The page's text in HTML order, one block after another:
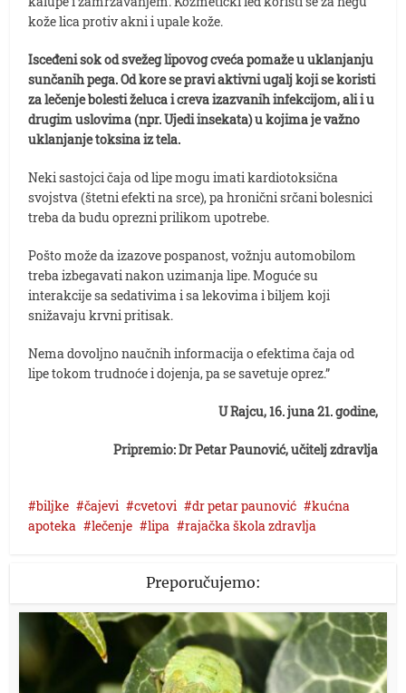
kože lica protiv akni i upale kože.
Isceđeni sok od svežeg lipovog cveća pomaže u uklanjanju
sunčanih pega.Od kore se pravi aktivni ugalj koji se koristi
za lečenje bolesti želuca i creva izazvanih infekcijom, ali i u
drugim uslovima (npr. Ujedi insekata) u kojima je važno
uklanjanje toksina iz tela.
Neki sastojci čaja od lipe mogu imati kardiotoksična
svojstva (štetni efekti na srce), pa hronični srčani bolesnici
treba da budu oprezni prilikom upotrebe.
Pošto može da izazove pospanost, vožnju automobilom
treba izbegavati nakon uzimanja lipe. Moguće su
interakcije sa sedativima i sa lekovima i biljem koji
snižavaju krvni pritisak.
Nema dovoljno naučnih informacija o efektima čaja od
lipe tokom trudnoće i dojenja, pa se savetuje oprez.”
U Rajcu, 16. juna 21. godine,
Pripremio: Dr Petar Paunović, učitelj zdravlja
biljke čajevi cvetovi dr petar paunović
kućna
apoteka
lečenje lipa rajačka škola zdravlja
Preporučujemo: